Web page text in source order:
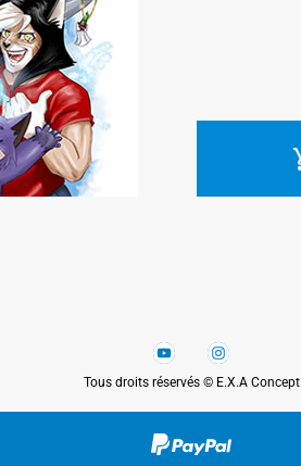
Tous droits réservés © E.X.A Concept